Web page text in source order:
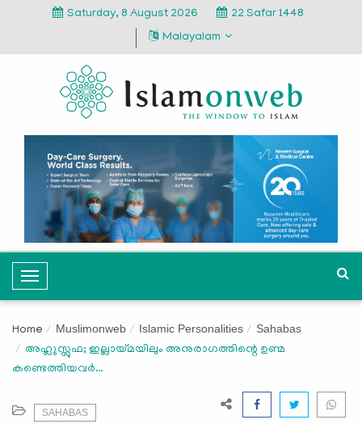
Saturday, 8 August 2026
22 Safar 1448
Malayalam
T
o
g
l
e
Home Muslimonweb Islamic Personalities Sahabas
അഹ്ലുസ്സുഫ; ഇല്ലായ്മയിലും അനുരാഗത്തിന്റെ ഉണ്മ
കണ്ടെത്തിയവർ…
SAHABAS